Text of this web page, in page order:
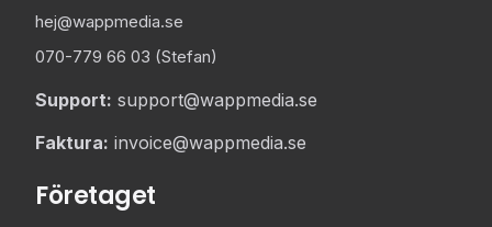
hej@wappmedia.se
070-779 66 03 (Stefan)
Support: support@wappmedia.se
Faktura: invoice@wappmedia.se
Företaget